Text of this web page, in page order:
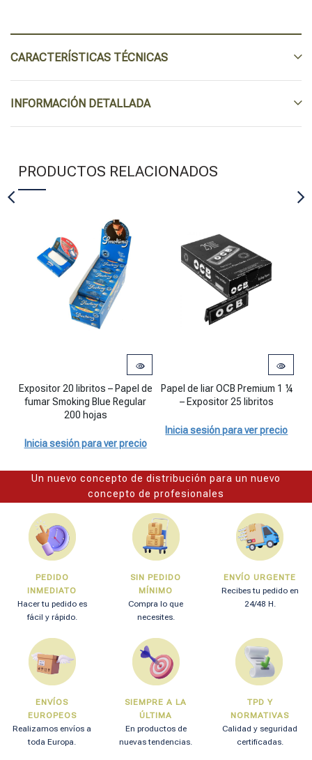
CARACTERÍSTICAS TÉCNICAS
INFORMACIÓN DETALLADA
PRODUCTOS RELACIONADOS
Expositor 20 libritos - Papel de fumar Smoking Blue Regular 200
Expositor 20 libritos – Papel de
fumar Smoking Blue Regular
200 hojas
Inicia sesión para ver precio
Papel de liar OCB Premium 1 ¼ -
Papel de liar OCB Premium 1 ¼
– Expositor 25 libritos
Inicia sesión para ver precio
Un nuevo concepto de distribución para un nuevo
concepto de profesionales
PEDIDO
INMEDIATO
Hacer tu pedido es
fácil y rápido.
SIN PEDIDO
MÍNIMO
Compra lo que
necesites.
ENVÍO URGENTE
Recibes tu pedido en
24/48 H.
ENVÍOS
EUROPEOS
Realizamos envíos a
toda Europa.
SIEMPRE A LA
ÚLTIMA
En productos de
nuevas tendencias.
TPD Y
NORMATIVAS
Calidad y seguridad
certificadas.